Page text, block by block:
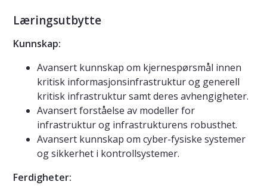
Læringsutbytte
Kunnskap:
Avansert kunnskap om kjernespørsmål innen
kritisk informasjonsinfrastruktur og generell
kritisk infrastruktur samt deres avhengigheter.
Avansert forståelse av modeller for
infrastruktur og infrastrukturens robusthet.
Avansert kunnskap om cyber-fysiske systemer
og sikkerhet i kontrollsystemer.
Ferdigheter: